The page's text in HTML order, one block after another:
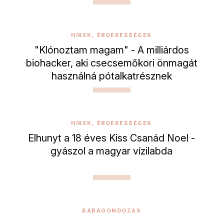
HÍREK, ÉRDEKESSÉGEK
"Klónoztam magam" - A milliárdos
biohacker, aki csecsemőkori önmagát
használná pótalkatrésznek
HÍREK, ÉRDEKESSÉGEK
Elhunyt a 18 éves Kiss Csanád Noel -
gyászol a magyar vízilabda
BABAGONDOZÁS